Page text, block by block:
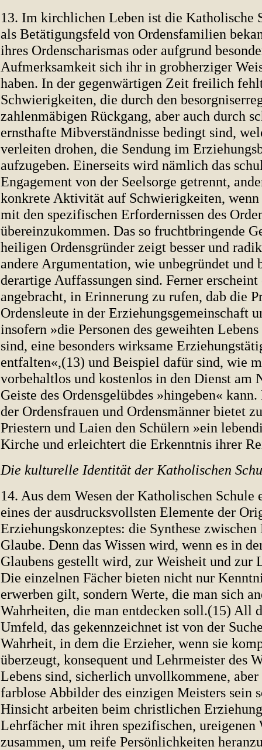
13. Im kirchlichen Leben ist die Katholische
als Betätigungsfeld von Ordensfamilien
ihres Ordenscharismas oder aufgrund
Aufmerksamkeit sich ihr in grobherziger
haben. In der gegenwärtigen Zeit freilich
Schwierigkeiten, die durch den
zahlenmäbigen Rückgang, aber auch durch
ernsthafte Mibverständnisse bedingt sind,
verleiten drohen, die Sendung im
aufzugeben. Einerseits wird nämlich das
Engagement von der Seelsorge getrennt,
konkrete Aktivität auf Schwierigkeiten, wenn
mit den spezifischen Erfordernissen des
übereinzukommen. Das so fruchtbringende
heiligen Ordensgründer zeigt besser und
andere Argumentation, wie unbegründet und
derartige Auffassungen sind. Ferner erscheint
angebracht, in Erinnerung zu rufen, dab die
Ordensleute in der Erziehungsgemeinschaft
insofern »die Personen des geweihten
sind, eine besonders wirksame
entfalten«,(13) und Beispiel dafür sind, wie
vorbehaltlos und kostenlos in den Dienst am
Geiste des Ordensgelübdes »hingeben«
der Ordensfrauen und Ordensmänner bietet
Priestern und Laien den Schülern »ein
Kirche und erleichtert die Erkenntnis ihrer
Die kulturelle Identität der Katholischen
14. Aus dem Wesen der Katholischen Schule
eines der ausdrucksvollsten Elemente der
Erziehungskonzeptes: die Synthese
Glaube. Denn das Wissen wird, wenn es in
Glaubens gestellt wird, zur Weisheit und zur
Die einzelnen Fächer bieten nicht nur
erwerben gilt, sondern Werte, die man sich
Wahrheiten, die man entdecken soll.(15) All
Umfeld, das gekennzeichnet ist von der
Wahrheit, in dem die Erzieher, wenn sie
überzeugt, konsequent und Lehrmeister des
Lebens sind, sicherlich unvollkommene,
farblose Abbilder des einzigen Meisters sein
Hinsicht arbeiten beim christlichen
Lehrfächer mit ihren spezifischen, ureigenen
zusammen, um reife Persönlichkeiten